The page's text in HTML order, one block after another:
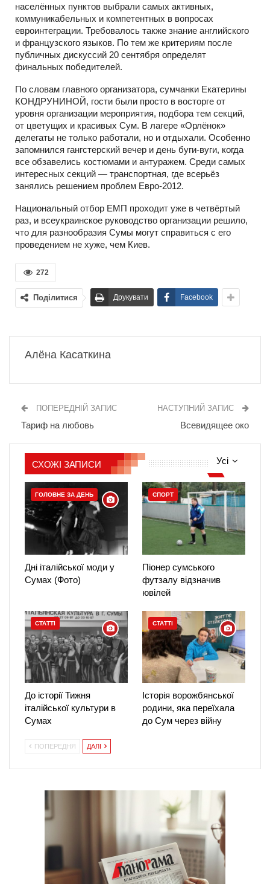
населённых пунктов выбрали самых активных,
коммуникабельных и компетентных в вопросах
евроинтеграции. Требовалось также знание английского
и французского языков. По тем же критериям после
публичных дискуссий 20 сентября определят
финальных победителей.
По словам главного организатора, сумчанки Екатерины
КОНДРУНИНОЙ, гости были просто в восторге от
уровня организации мероприятия, подбора тем секций,
от цветущих и красивых Сум. В лагере «Орлёнок»
делегаты не только работали, но и отдыхали. Особенно
запомнился гангстерский вечер и день буги-вуги, когда
все обзавелись костюмами и антуражем. Среди самых
интересных секций — транспортная, где всерьёз
занялись решением проблем Евро-2012.
Национальный отбор ЕМП проходит уже в четвёртый
раз, и всеукраинское руководство организации решило,
что для разнообразия Сумы могут справиться с его
проведением не хуже, чем Киев.
272
Поділитися Друкувати Facebook
Алёна Касаткина
ПОПЕРЕДНІЙ ЗАПИС
Тариф на любовь
НАСТУПНИЙ ЗАПИС
Всевидящее око
Усі
СХОЖІ ЗАПИСИ
ГОЛОВНЕ ЗА ДЕНЬ
Дні італійської моди у
Сумах (Фото)
СПОРТ
Піонер сумського
футзалу відзначив
ювілей
СТАТТІ
До історії Тижня
італійської культури в
Сумах
СТАТТІ
Історія ворожбянської
родини, яка переїхала
до Сум через війну
ПОПЕРЕДНЯ ДАЛІ